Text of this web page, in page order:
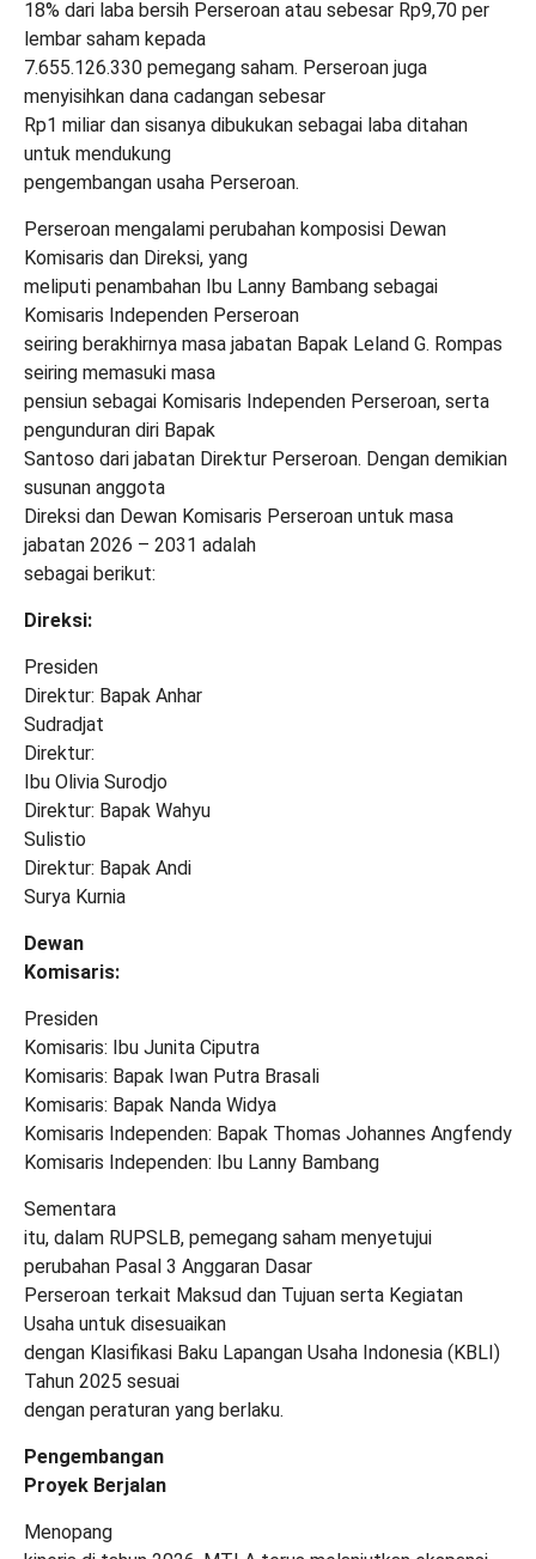
18% dari laba bersih Perseroan atau sebesar Rp9,70 per
lembar saham kepada
7.655.126.330 pemegang saham. Perseroan juga
menyisihkan dana cadangan sebesar
Rp1 miliar dan sisanya dibukukan sebagai laba ditahan
untuk mendukung
pengembangan usaha Perseroan.
Perseroan mengalami perubahan komposisi Dewan
Komisaris dan Direksi, yang
meliputi penambahan Ibu Lanny Bambang sebagai
Komisaris Independen Perseroan
seiring berakhirnya masa jabatan Bapak Leland G. Rompas
seiring memasuki masa
pensiun sebagai Komisaris Independen Perseroan, serta
pengunduran diri Bapak
Santoso dari jabatan Direktur Perseroan. Dengan demikian
susunan anggota
Direksi dan Dewan Komisaris Perseroan untuk masa
jabatan 2026 – 2031 adalah
sebagai berikut:
Direksi:
Presiden
Direktur: Bapak Anhar
Sudradjat
Direktur:
Ibu Olivia Surodjo
Direktur: Bapak Wahyu
Sulistio
Direktur: Bapak Andi
Surya Kurnia
Dewan
Komisaris:
Presiden
Komisaris: Ibu Junita Ciputra
Komisaris: Bapak Iwan Putra Brasali
Komisaris: Bapak Nanda Widya
Komisaris Independen: Bapak Thomas Johannes Angfendy
Komisaris Independen: Ibu Lanny Bambang
Sementara
itu, dalam RUPSLB, pemegang saham menyetujui
perubahan Pasal 3 Anggaran Dasar
Perseroan terkait Maksud dan Tujuan serta Kegiatan
Usaha untuk disesuaikan
dengan Klasifikasi Baku Lapangan Usaha Indonesia (KBLI)
Tahun 2025 sesuai
dengan peraturan yang berlaku.
Pengembangan
Proyek Berjalan
Menopang